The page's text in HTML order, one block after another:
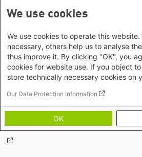
Bildnachweise
We use cookies
We use cookies to operate this
necessary, others help us to analyse
thus improve it. By clicking "OK", you
cookies for website use. If you object
store technically necessary cookies on
Our Data Protection Information
OK